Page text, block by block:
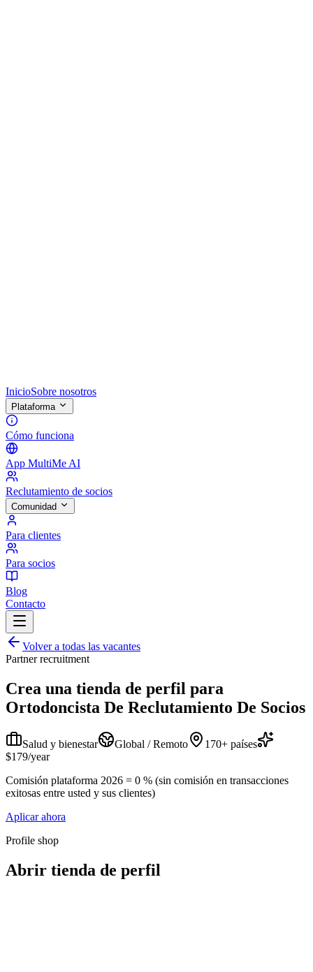
InicioSobre nosotros
Plataforma
Cómo funciona
App MultiMe AI
Reclutamiento de socios
Comunidad
Para clientes
Para socios
Blog
Contacto
Volver a todas las vacantes
Partner recruitment
Crea una tienda de perfil para
Ortodoncista De Reclutamiento De Socios
Salud y bienestar Global / Remoto
170+ países
$179/year
Comisión plataforma 2026 = 0 % (sin comisión en transacciones
exitosas entre usted y sus clientes)
Aplicar ahora
Profile shop
Abrir tienda de perfil